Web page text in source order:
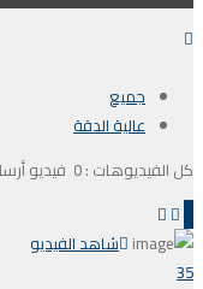
جميع
عالية الدقة
كل الفيديوهات :0 فيديو أرسلت
شاهد الفيديو
35